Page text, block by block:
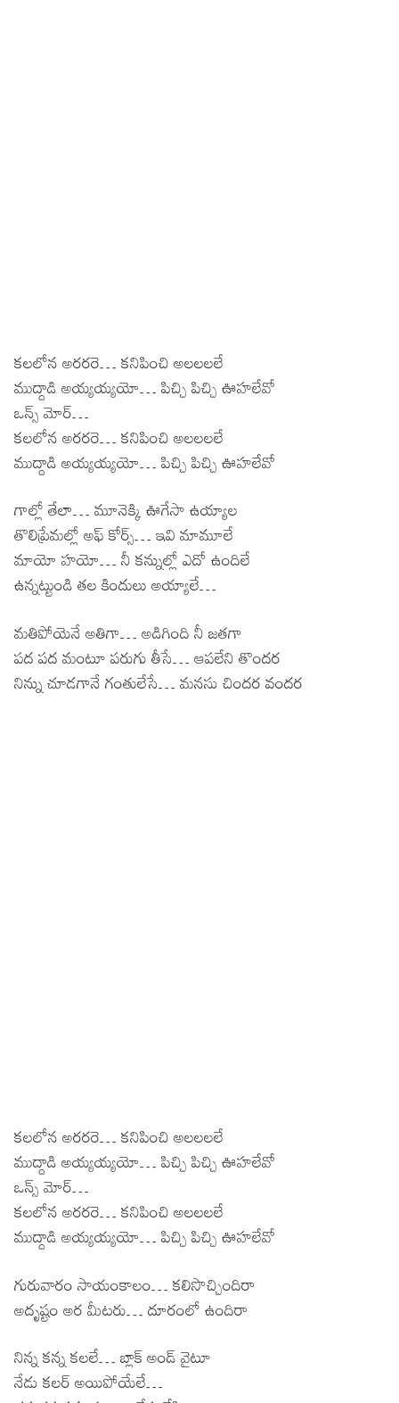
కలలోన అరరరె… కనిపించి అలలలలే
ముద్దాడి అయ్యయ్యయో… పిచ్చి పిచ్చి ఊహలేవో
ఒన్స్ మోర్…
కలలోన అరరరె… కనిపించి అలలలలే
ముద్దాడి అయ్యయ్యయో… పిచ్చి పిచ్చి ఊహలేవో
గాల్లో తేలా… మూనెక్కి ఊగేసా ఉయ్యాల
తొలిప్రేమల్లో అఫ్ కోర్స్… ఇవి మామూలే
మాయో హయో… నీ కన్నుల్లో ఎదో ఉందిలే
ఉన్నట్టుండి తల కిందులు అయ్యాలే…
మతిపోయెనే అతిగా… అడిగింది నీ జతగా
పద పద మంటూ పరుగు తీసే… ఆపలేని తొందర
నిన్ను చూడగానే గంతులేసే… మనసు చిందర వందర
కలలోన అరరరె… కనిపించి అలలలలే
ముద్దాడి అయ్యయ్యయో… పిచ్చి పిచ్చి ఊహలేవో
ఒన్స్ మోర్…
కలలోన అరరరె… కనిపించి అలలలలే
ముద్దాడి అయ్యయ్యయో… పిచ్చి పిచ్చి ఊహలేవో
గురువారం సాయంకాలం… కలిసొచ్చిందిరా
అదృష్టం అర మీటరు… దూరంలో ఉందిరా
నిన్న కన్న కలలే… బ్లాక్ అండ్ వైటూ
నేడు కలర్ అయిపోయేలే…